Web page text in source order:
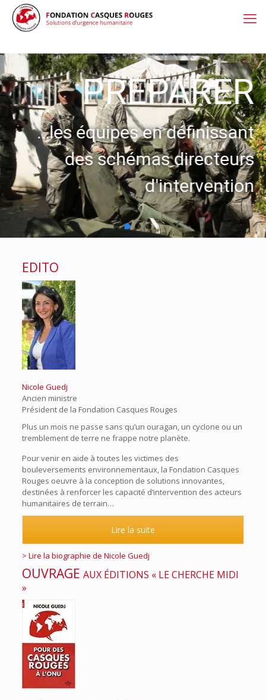
PREPARER
...les équipes en définissant
des schémas directeurs
d'intervention
EDITO
Nicole Guedj
Ancien ministre
Président de la Fondation Casques Rouges
Plus un mois ne passe sans qu’un ouragan, un cyclone ou un
tremblement de terre ne frappe notre planète.
Pour venir en aide à toutes les victimes des
bouleversements environnementaux, la Fondation Casques
Rouges oeuvre à la conception de solutions innovantes,
destinées à renforcer les capacité d’intervention des acteurs
humanitaires de terrain…
Lire la suite
> Lire la biographie de Nicole Guedj
OUVRAGE AUX ÉDITIONS « LE CHERCHE MIDI
»